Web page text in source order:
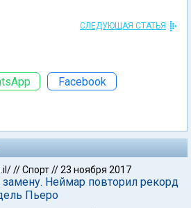
СЛЕДУЮЩАЯ СТАТЬЯ
Facebook
//Спорт//23 ноября 2017
Неймар повторил рекорд
Пьеро